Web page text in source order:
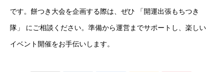
です。餅つき大会を企画する際は、ぜひ 「開運出張もちつき
隊」 にご相談ください。準備から運営までサポートし、楽しい
イベント開催をお手伝いします。